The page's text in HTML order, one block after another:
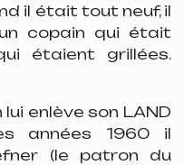
il était tout neuf, il
copain qui était
étaient grillées.
enlève son LAND
années 1960 il
(le patron du